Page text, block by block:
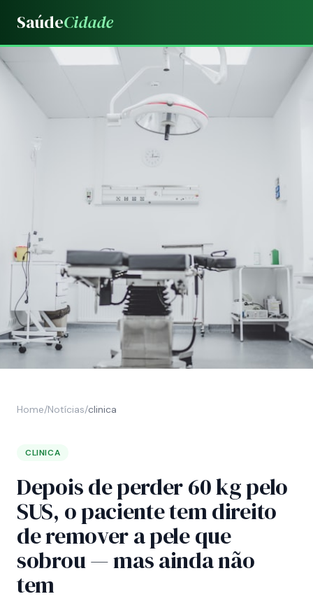
SaúdeCidade
Home/Notícias/clinica
CLINICA
Depois de perder 60 kg pelo
SUS, o paciente tem direito
de remover a pele que
sobrou — mas ainda não
tem